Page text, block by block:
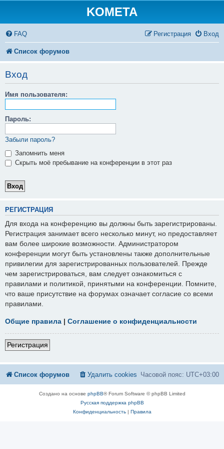
KOMETA
FAQ Вход
Регистрация
Список форумов
Вход
Имя пользователя:
Пароль:
Забыли пароль?
Запомнить меня
Скрыть моё пребывание на конференции в этот раз
РЕГИСТРАЦИЯ
Для входа на конференцию вы должны быть зарегистрированы.
Регистрация занимает всего несколько минут, но предоставляет
вам более широкие возможности. Администратором
конференции могут быть установлены также дополнительные
привилегии для зарегистрированных пользователей. Прежде
чем зарегистрироваться, вам следует ознакомиться с
правилами и политикой, принятыми на конференции. Помните,
что ваше присутствие на форумах означает согласие со всеми
правилами.
Общие правила | Соглашение о конфиденциальности
Регистрация
Список форумов Часовой пояс: UTC+03:00
Удалить cookies
Создано на основе phpBB® Forum Software © phpBB Limited
Русская поддержка phpBB
Конфиденциальность| Правила